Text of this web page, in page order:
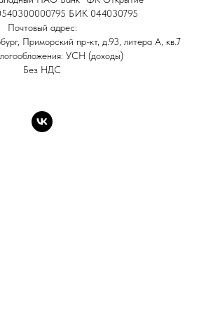
БИК 044030795
Почтовый адрес:
Приморский пр-кт, д.93, литера А, кв.7
УСН (доходы)
Без НДС